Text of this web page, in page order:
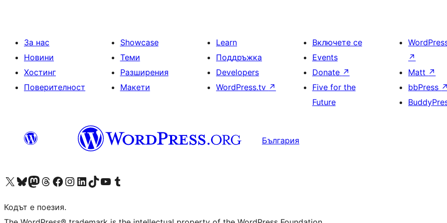
За нас
Новини
Хостинг
Поверителност
Showcase
Теми
Разширения
Макети
Learn
Поддръжка
Developers
WordPress.tv ↗
Включете се
Events
Donate ↗
Five for the
Future
↗
Matt ↗
bbPress ↗
България
Visit our X (formerly Twitter) account
Visit our Bluesky account
Visit our Mastodon account
Visit our Threads account
Посетете нашата страница във Facebook
Посетете нашия профил в Instagram
Посетете нашия профил в LinkedIn
Visit our TikTok account
Visit our YouTube channel
Visit our Tumblr account
Кодът е поезия.